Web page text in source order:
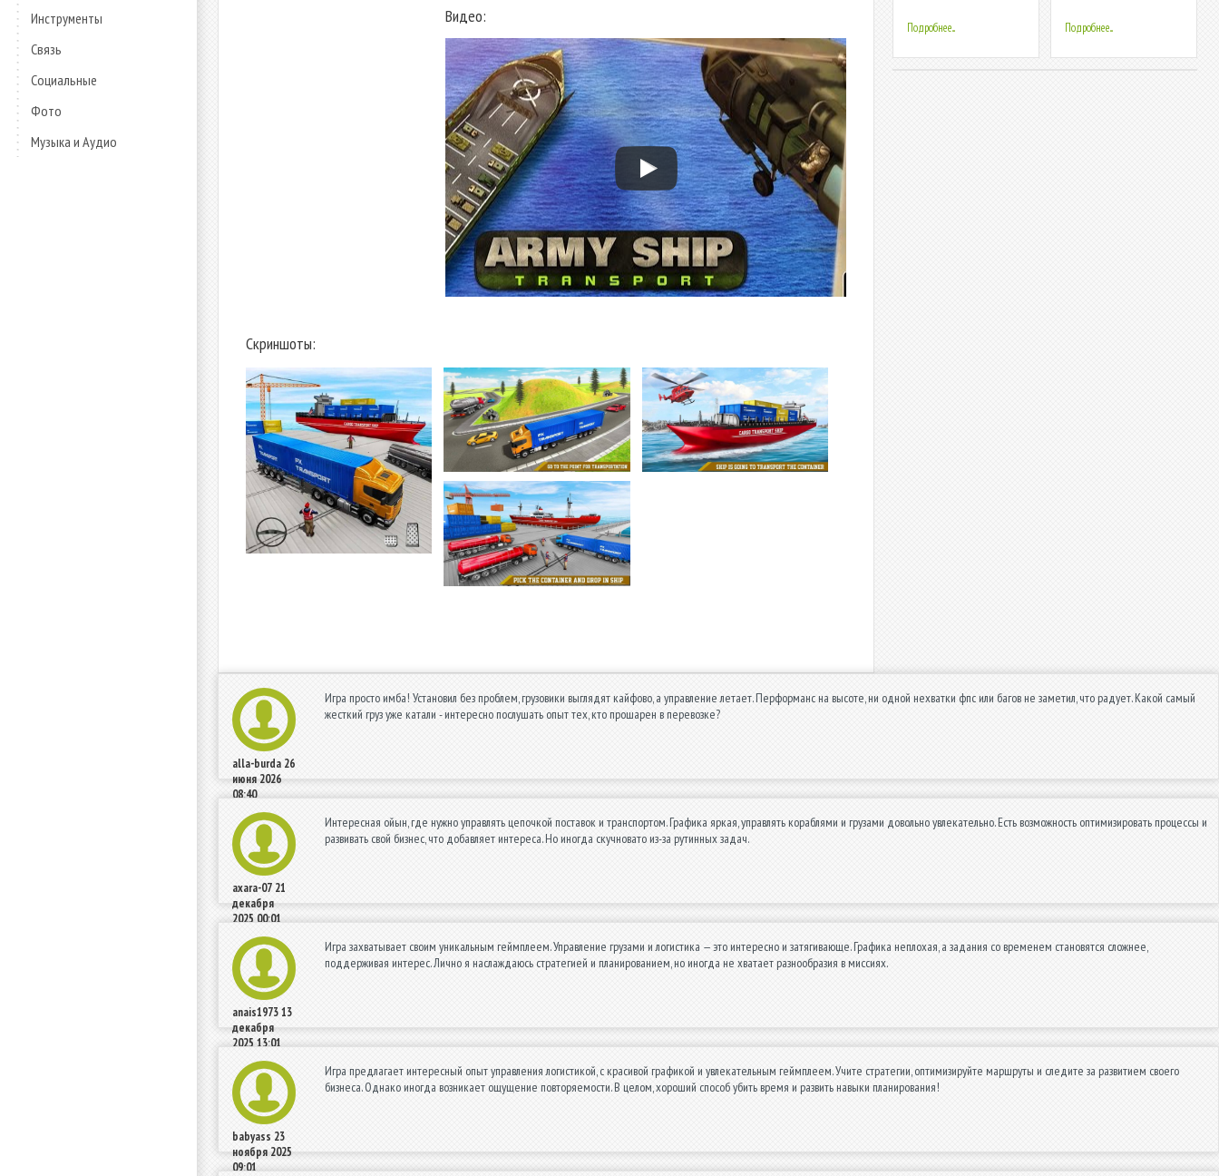
Инструменты
Связь
Социальные
Фото
Музыка и Аудио
Видео:
Скриншоты:
Transport
Подробнее... Подробнее...
alla-burda 26
июня 2026
08:40
Игра просто имба! Установил без проблем, грузовики выглядят кайфово, а управление летает. Перформанс на высоте, ни одной нехватки фпс или багов не заметил, что радует. Какой самый
жесткий груз уже катали - интересно послушать опыт тех, кто прошарен в перевозке?
axara-07 21
декабря
2025 00:01
Интересная ойын, где нужно управлять цепочкой поставок и транспортом. Графика яркая, управлять кораблями и грузами довольно увлекательно. Есть возможность оптимизировать процессы и
развивать свой бизнес, что добавляет интереса. Но иногда скучновато из-за рутинных задач.
anais197313
декабря
2025 13:01
Игра захватывает своим уникальным геймплеем. Управление грузами и логистика — это интересно и затягивающе. Графика неплохая, а задания со временем становятся сложнее,
поддерживая интерес. Лично я наслаждаюсь стратегией и планированием, но иногда не хватает разнообразия в миссиях.
babyass 23
ноября 2025
09:01
Игра предлагает интересный опыт управления логистикой, с красивой графикой и увлекательным геймплеем. Учите стратегии, оптимизируйте маршруты и следите за развитием своего
бизнеса. Однако иногда возникает ощущение повторяемости. В целом, хороший способ убить время и развить навыки планирования!